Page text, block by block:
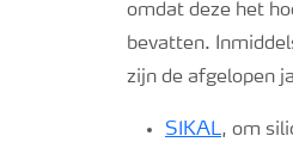
omdat deze het
bevatten.
zijn de afgelopen
SIKAL, om